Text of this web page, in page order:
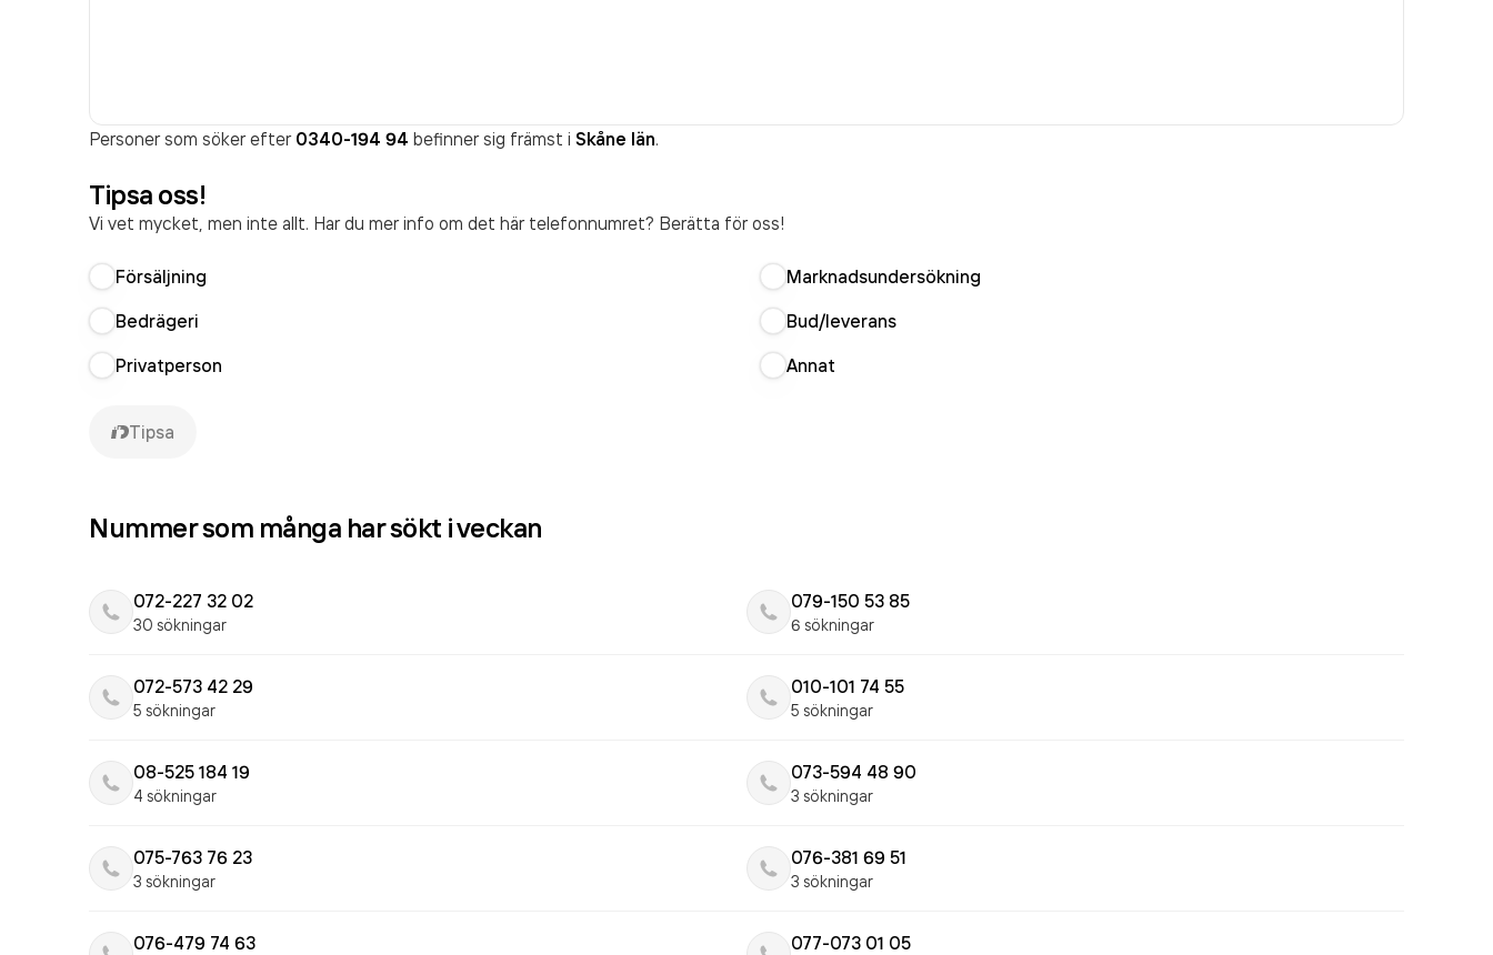
Personer som söker efter 0340-194 94 befinner sig främst i Skåne län.
Tipsa oss!
Vi vet mycket, men inte allt. Har du mer info om det här telefonnumret? Berätta för oss!
Försäljning
Marknadsundersökning
Bedrägeri
Bud/leverans
Privatperson
Annat
Tipsa
Nummer som många har sökt i veckan
072-227 32 02
30 sökningar
079-150 53 85
6 sökningar
072-573 42 29
5 sökningar
010-101 74 55
5 sökningar
08-525 184 19
4 sökningar
073-594 48 90
3 sökningar
075-763 76 23
3 sökningar
076-381 69 51
3 sökningar
076-479 74 63 077-073 01 05